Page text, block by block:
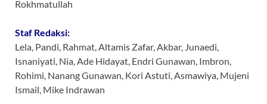
Rokhmatullah
Staf Redaksi:
Lela, Pandi, Rahmat, Altamis Zafar, Akbar, Junaedi,
Isnaniyati, Nia, Ade Hidayat, Endri Gunawan, Imbron,
Rohimi, Nanang Gunawan, Kori Astuti, Asmawiya, Mujeni
Ismail, Mike Indrawan